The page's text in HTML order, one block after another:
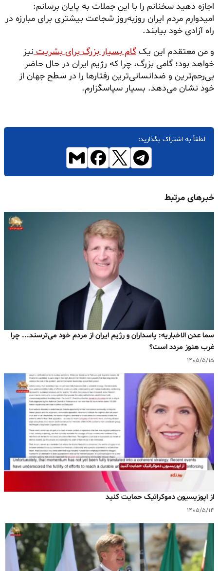
اجازه دهید سخنانم را با این جملات به پایان برسانم:
امیدوارم مردم ایران روز‌به‌روز شجاعت بیشتری برای مبارزه در
راه آزادی خود بیابند.
و من معتقدم این یک گام بسیار بزرگ برای بشریتنیز
خواهد بود؛ گامی بزرگ، چرا که رژیم ایران در حال حاضر
بی‌رحم‌ترین و ضدانسانی‌ترین رفتارها را در سطح جهان از
خود نشان می‌دهد. بسیار سپاسگزارم.
لطفاً به اشتراک بگذارید:
خبرهای مرتبط
سما عدن الاخباریه: پاسداران و رژیم ایران از مردم خود می‌ترسند... چرا
غرب هنوز مردد است؟
۱۴۰۵/۵/۱۵
‌از اپوزیسیون دموکراتیک حمایت کنید
۱۴۰۵/۵/۱۴